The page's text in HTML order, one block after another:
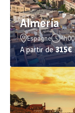
Almería
Espagne 4h00
A partir de315€